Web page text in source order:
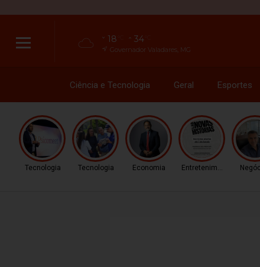
18 34
Governador Valadares, MG
Ciência e Tecnologia Geral Esportes
Tecnologia Tecnologia Economia Entretenimento